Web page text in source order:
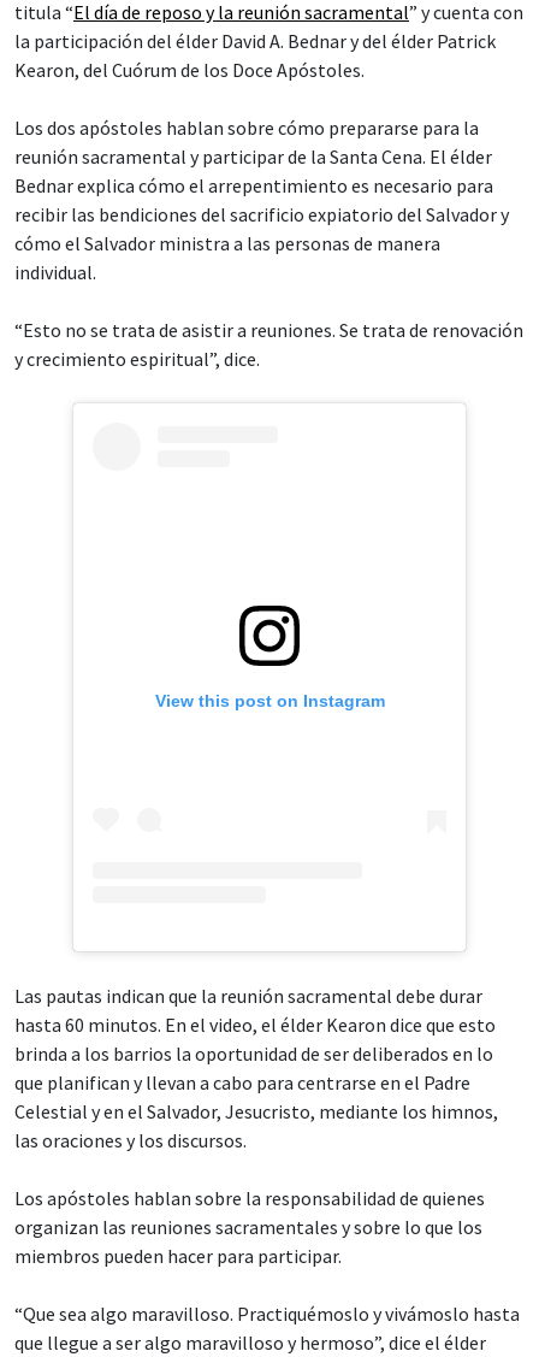
titula “El día de reposo y la reunión sacramental” y cuenta con
la participación del élder David A. Bednar y del élder Patrick
Kearon, del Cuórum de los Doce Apóstoles.
Los dos apóstoles hablan sobre cómo prepararse para la
reunión sacramental y participar de la Santa Cena. El élder
Bednar explica cómo el arrepentimiento es necesario para
recibir las bendiciones del sacrificio expiatorio del Salvador y
cómo el Salvador ministra a las personas de manera
individual.
“Esto no se trata de asistir a reuniones. Se trata de renovación
y crecimiento espiritual”, dice.
View this post on Instagram
Las pautas indican que la reunión sacramental debe durar
hasta 60 minutos. En el video, el élder Kearon dice que esto
brinda a los barrios la oportunidad de ser deliberados en lo
que planifican y llevan a cabo para centrarse en el Padre
Celestial y en el Salvador, Jesucristo, mediante los himnos,
las oraciones y los discursos.
Los apóstoles hablan sobre la responsabilidad de quienes
organizan las reuniones sacramentales y sobre lo que los
miembros pueden hacer para participar.
“Que sea algo maravilloso. Practiquémoslo y vivámoslo hasta
que llegue a ser algo maravilloso y hermoso”, dice el élder